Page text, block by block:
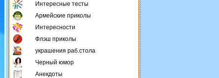
Интересные тесты
Армейские приколы
Интересности
Флэш приколы
украшения раб.стола
Черный юмор
Анекдоты